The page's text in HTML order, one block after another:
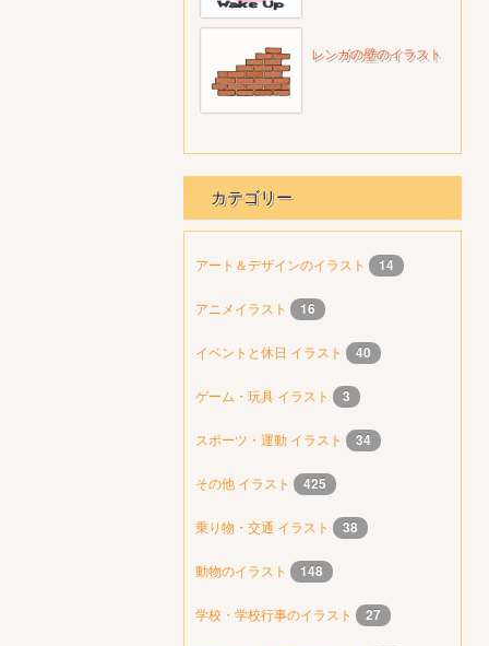
レンガの壁のイラスト
カテゴリー
アート＆デザインのイラスト 14
アニメイラスト 16
イベントと休日 イラスト 40
ゲーム・玩具 イラスト 3
スポーツ・運動 イラスト 34
その他 イラスト 425
乗り物・交通 イラスト 38
動物のイラスト 148
学校・学校行事のイラスト 27